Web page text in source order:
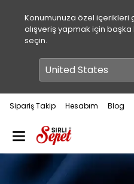
Konumunuza özel içerikleri
alışveriş yapmak için
seçin.
Sipariş Takip Hesabım Blog